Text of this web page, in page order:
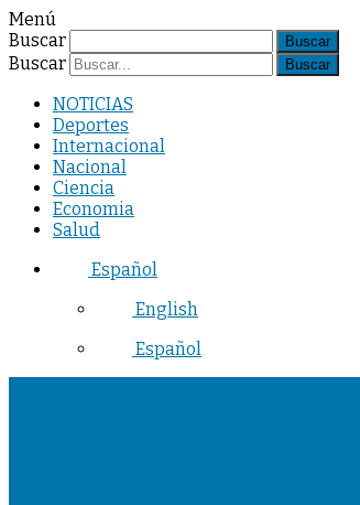
Menú
Buscar
Buscar
NOTICIAS
Deportes
Internacional
Nacional
Ciencia
Economia
Salud
Español
English
Español